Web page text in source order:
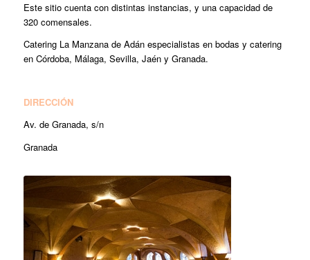
Este sitio cuenta con distintas instancias, y una capacidad de
320 comensales.
Catering La Manzana de Adán especialistas en bodas y catering
en Córdoba, Málaga, Sevilla, Jaén y Granada.
DIRECCIÓN
Av. de Granada, s/n
Granada